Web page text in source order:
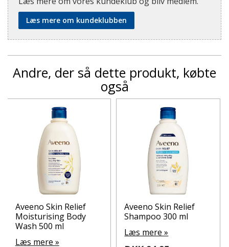
Læs mere om kundeklubben
Andre, der så dette produkt, købte
også
Aveeno Skin Relief
Moisturising Body
Wash 500 ml
Læs mere »
Aveeno Skin Relief
Shampoo 300 ml
Læs mere »